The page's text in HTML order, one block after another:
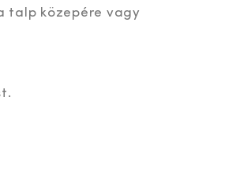
talp közepére vagy